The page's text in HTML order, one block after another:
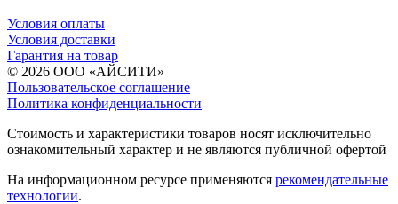
Условия оплаты
Условия доставки
Гарантия на товар
© 2026 ООО «АЙСИТИ»
Пользовательское соглашение
Политика конфиденциальности
Стоимость и характеристики товаров носят исключительно
ознакомительный характер и не являются публичной офертой
На информационном ресурсе применяются рекомендательные
технологии.